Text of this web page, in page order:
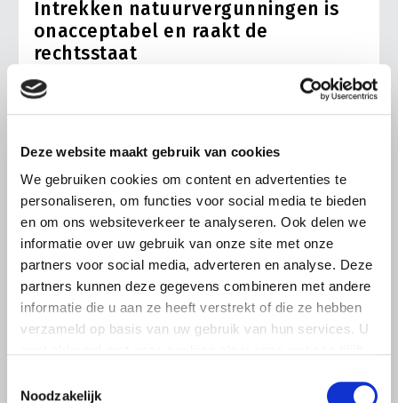
Deze website maakt gebruik van cookies
We gebruiken cookies om content en advertenties te
personaliseren, om functies voor social media te bieden
en om ons websiteverkeer te analyseren. Ook delen we
informatie over uw gebruik van onze site met onze
partners voor social media, adverteren en analyse. Deze
partners kunnen deze gegevens combineren met andere
informatie die u aan ze heeft verstrekt of die ze hebben
verzameld op basis van uw gebruik van hun services. U
Noodzakelijk
Intrekken natuurvergunningen is
onacceptabel en raakt de
rechtsstaat
“De boosheid wordt, hoe langer je erover nadenkt, alleen
maar groter. Dit kan niet in een rechtsstaat.” Zo reageert
LTO-voorzitter Ger Koopmans op het voornemen van
vijf Brabantse pluimveehouders in te trekken
Lees meer